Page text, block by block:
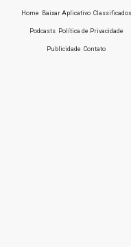
Home Baixar Aplicativo Classificados
Podcasts Política de Privacidade
Publicidade Contato